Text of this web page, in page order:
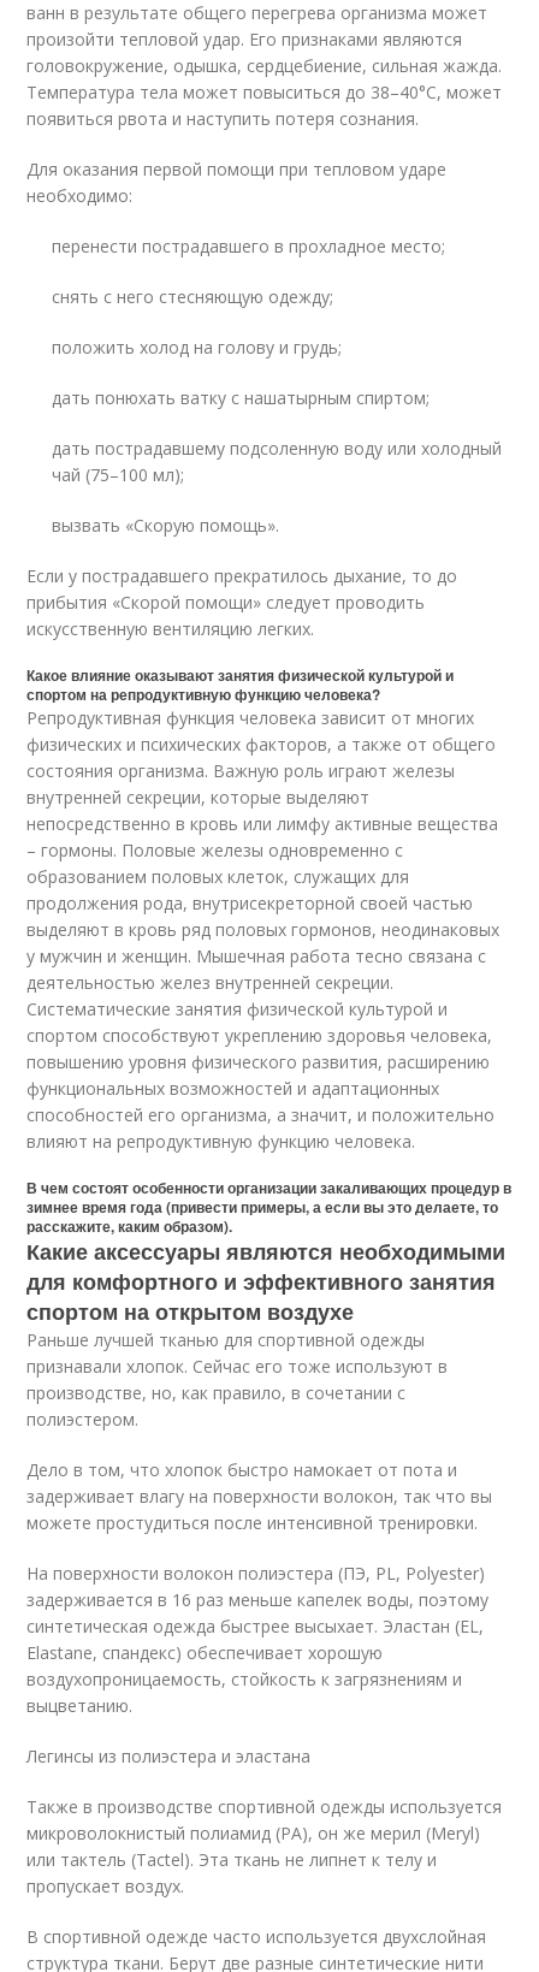
ванн в результате общего перегрева организма может
произойти тепловой удар. Его признаками являются
головокружение, одышка, сердцебиение, сильная жажда.
Температура тела может повыситься до 38–40°С, может
появиться рвота и наступить потеря сознания.
Для оказания первой помощи при тепловом ударе
необходимо:
перенести пострадавшего в прохладное место;
снять с него стесняющую одежду;
положить холод на голову и грудь;
дать понюхать ватку с нашатырным спиртом;
дать пострадавшему подсоленную воду или холодный
чай (75–100 мл);
вызвать «Скорую помощь».
Если у пострадавшего прекратилось дыхание, то до
прибытия «Скорой помощи» следует проводить
искусственную вентиляцию легких.
Какое влияние оказывают занятия физической культурой и
спортом на репродуктивную функцию человека?
Репродуктивная функция человека зависит от многих
физических и психических факторов, а также от общего
состояния организма. Важную роль играют железы
внутренней секреции, которые выделяют
непосредственно в кровь или лимфу активные вещества
– гормоны. Половые железы одновременно с
образованием половых клеток, служащих для
продолжения рода, внутрисекреторной своей частью
выделяют в кровь ряд половых гормонов, неодинаковых
у мужчин и женщин. Мышечная работа тесно связана с
деятельностью желез внутренней секреции.
Систематические занятия физической культурой и
спортом способствуют укреплению здоровья человека,
повышению уровня физического развития, расширению
функциональных возможностей и адаптационных
способностей его организма, а значит, и положительно
влияют на репродуктивную функцию человека.
В чем состоят особенности организации закаливающих процедур в
зимнее время года (привести примеры, а если вы это делаете, то
расскажите, каким образом).
Какие аксессуары являются необходимыми
для комфортного и эффективного занятия
спортом на открытом воздухе
Раньше лучшей тканью для спортивной одежды
признавали хлопок. Сейчас его тоже используют в
производстве, но, как правило, в сочетании с
полиэстером.
Дело в том, что хлопок быстро намокает от пота и
задерживает влагу на поверхности волокон, так что вы
можете простудиться после интенсивной тренировки.
На поверхности волокон полиэстера (ПЭ, PL, Polyester)
задерживается в 16 раз меньше капелек воды, поэтому
синтетическая одежда быстрее высыхает. Эластан (EL,
Elastane, спандекс) обеспечивает хорошую
воздухопроницаемость, стойкость к загрязнениям и
выцветанию.
Легинсы из полиэстера и эластана
Также в производстве спортивной одежды используется
микроволокнистый полиамид (PA), он же мерил (Meryl)
или тактель (Tactel). Эта ткань не липнет к телу и
пропускает воздух.
В спортивной одежде часто используется двухслойная
структура ткани. Берут две разные синтетические нити